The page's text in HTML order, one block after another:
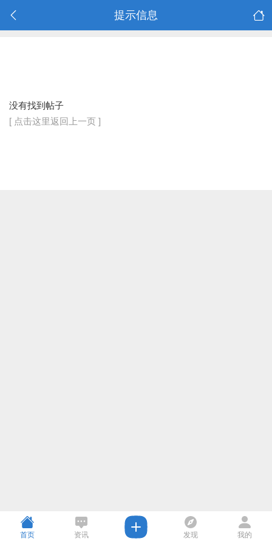
提示信息
没有找到帖子
[ 点击这里返回上一页 ]
首页 资讯 发现 我的